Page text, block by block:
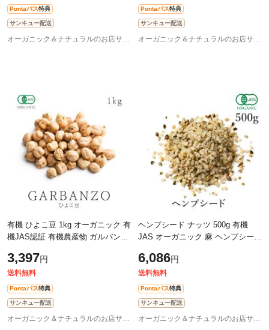
Pontaパス特典
サンキュー配送
オーガニック＆ナチュラルのお店サンタローサ
Pontaパス特典
サンキュー配送
オーガニック＆ナチュラルのお店サンタローサ
有機 ひよこ豆 1kg オーガニック 有
機JAS認証 有機農産物 ガルバンソ
チックピー チクピー チェーチェ
3,397円
送料無料
Pontaパス特典
サンキュー配送
オーガニック＆ナチュラルのお店サンタローサ
ヘンプシード ナッツ 500g 有機
JAS オーガニック 麻 ヘンプシード
スーパーフード オメガ タンパク質
食
6,086円
送料無料
Pontaパス特典
サンキュー配送
オーガニック＆ナチュラルのお店サンタローサ